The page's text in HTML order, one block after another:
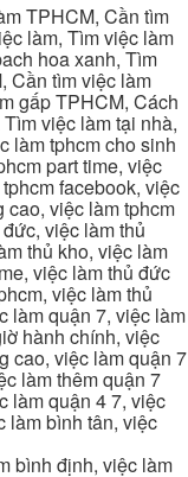
TPHCM, Cần tìm
làm, Tìm việc làm
hoa xanh, Tìm
Cần tìm việc làm
gấp TPHCM, Cách
việc làm tại nhà,
làm tphcm cho sinh
part time, việc
facebook, việc
cao, việc làm tphcm
việc làm thủ
thủ kho, việc làm
việc làm thủ đức
việc làm thủ
làm quận 7, việc làm
hành chính, việc
cao, việc làm quận 7
làm thêm quận 7
làm quận 4 7, việc
làm bình tân, việc
bình định, việc làm